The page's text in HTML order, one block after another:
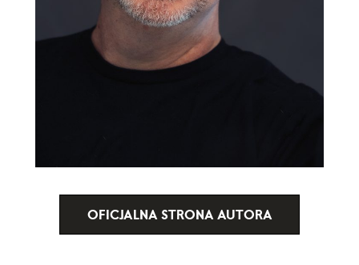
OFICJALNA STRONA AUTORA